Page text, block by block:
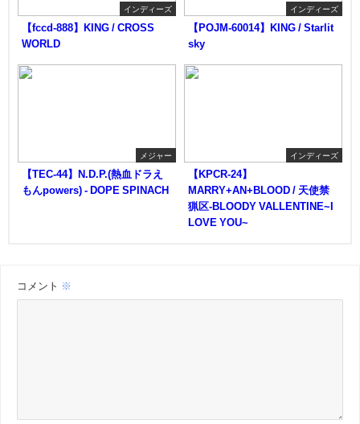
インディーズ
【fccd-888】KING / CROSS
WORLD
インディーズ
【POJM-60014】KING / Starlit
sky
メジャー
【TEC-44】N.D.P.(熱血ドラえ
もんpowers) - DOPE SPINACH
インディーズ
【KPCR-24】
MARRY+AN+BLOOD / 天使禁
猟区-BLOODY VALLENTINE~I
LOVE YOU~
コメント ※